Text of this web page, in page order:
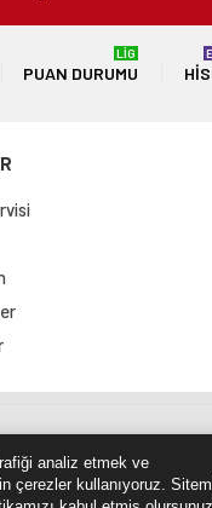
PUAN DURUMU
LİG
Çumra Postası
analiz etmek ve
çerezler kullanıyoruz.